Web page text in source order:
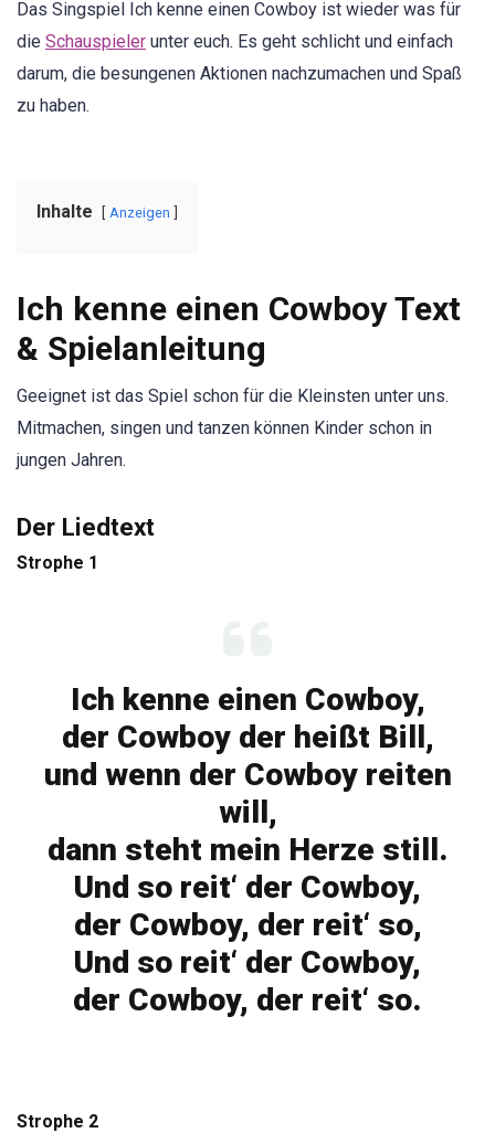
Das Singspiel Ich kenne einen Cowboy ist wieder was für
die Schauspieler unter euch. Es geht schlicht und einfach
darum, die besungenen Aktionen nachzumachen und Spaß
zu haben.
Inhalte Anzeigen
Ich kenne einen Cowboy Text
& Spielanleitung
Geeignet ist das Spiel schon für die Kleinsten unter uns.
Mitmachen, singen und tanzen können Kinder schon in
jungen Jahren.
Der Liedtext
Strophe 1
Ich kenne einen Cowboy,
der Cowboy der heißt Bill,
und wenn der Cowboy reiten
will,
dann steht mein Herze still.
Und so reit‘ der Cowboy,
der Cowboy, der reit‘ so,
Und so reit‘ der Cowboy,
der Cowboy, der reit‘ so.
Strophe 2